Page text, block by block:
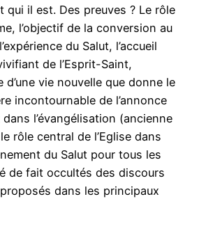
qui il est. Des preuves ? Le rôle
l’objectif de la conversion au
du Salut, l’accueil
de l’Esprit-Saint,
d’une vie nouvelle que donne le
incontournable de l’annonce
l’évangélisation (ancienne
rôle central de l’Eglise dans
du Salut pour tous les
de fait occultés des discours
dans les principaux